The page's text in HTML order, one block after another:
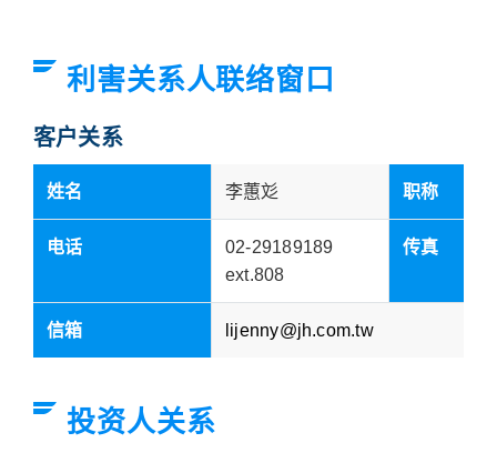
利害关系人联络窗口
客户关系
姓名 李蕙彣 职称
电话
02-29189189
ext.808
传真
信箱 lijenny@jh.com.tw
投资人关系